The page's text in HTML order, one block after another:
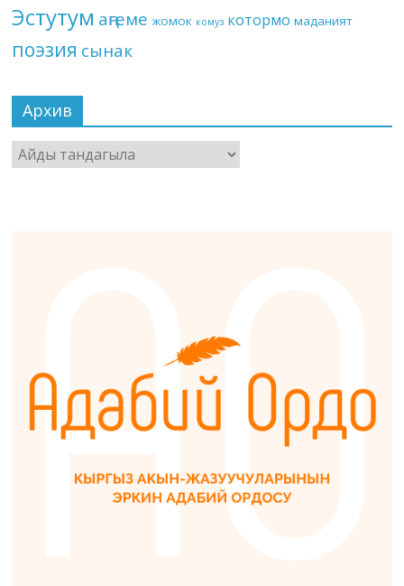
Эстутум аңгеме жомок комуз котормо маданият
поэзия сынак
Архив
Архив